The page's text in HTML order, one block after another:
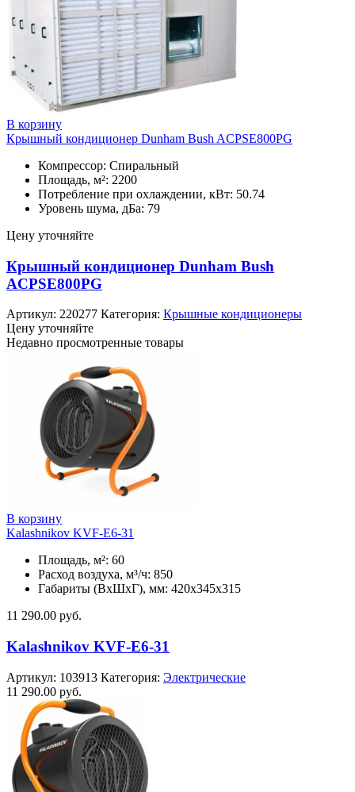
В корзину
Крышный кондиционер Dunham Bush ACPSE800PG
Компрессор: Спиральный
Площадь, м²: 2200
Потребление при охлаждении, кВт: 50.74
Уровень шума, дБа: 79
Цену уточняйте
Крышный кондиционер Dunham Bush
ACPSE800PG
Артикул: 220277 Категория: Крышные кондиционеры
Цену уточняйте
Недавно просмотренные товары
В корзину
Kalashnikov KVF-E6-31
Площадь, м²: 60
Расход воздуха, м³/ч: 850
Габариты (ВхШхГ), мм: 420x345x315
11 290.00 руб.
Kalashnikov KVF-E6-31
Артикул: 103913 Категория: Электрические
11 290.00 руб.